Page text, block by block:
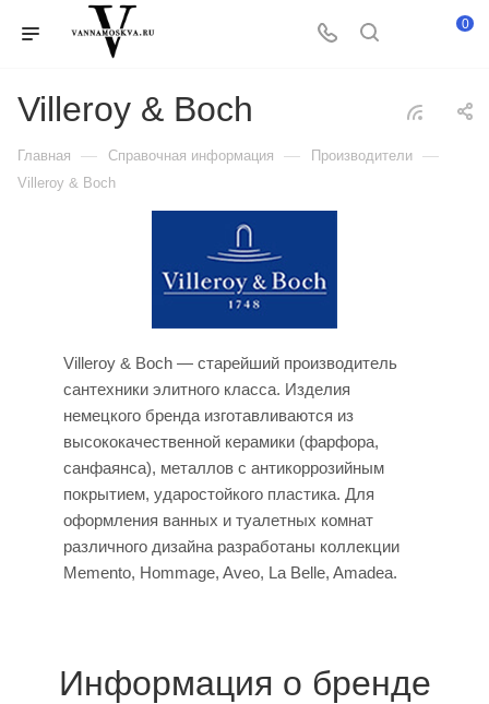
0
Villeroy & Boch
Главная — Справочная информация — Производители —
Villeroy & Boch
Villeroy & Boch — старейший производитель
сантехники элитного класса. Изделия
немецкого бренда изготавливаются из
высококачественной керамики (фарфора,
санфаянса), металлов с антикоррозийным
покрытием, ударостойкого пластика. Для
оформления ванных и туалетных комнат
различного дизайна разработаны коллекции
Memento, Hommage, Aveo, La Belle, Amadea.
Информация о бренде